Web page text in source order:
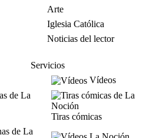
Arte
Iglesia Católica
Noticias del lector
Servicios
Vídeos
Tiras cómicas